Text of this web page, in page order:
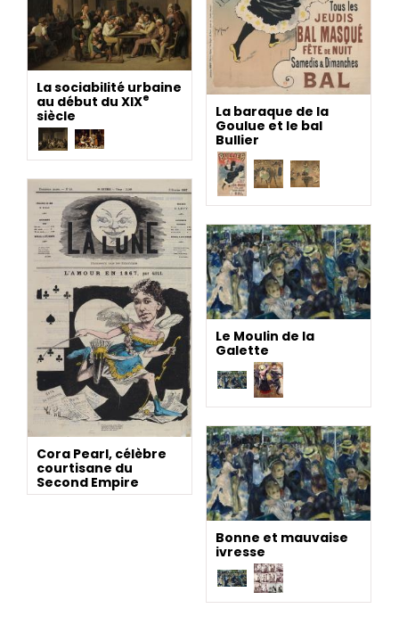
La baraque de la
Goulue et le bal
Bullier
La sociabilité urbaine
au début du XIXe
siècle
Cora Pearl, célèbre
courtisane du
Second Empire
Le Moulin de la
Galette
Bonne et mauvaise
ivresse